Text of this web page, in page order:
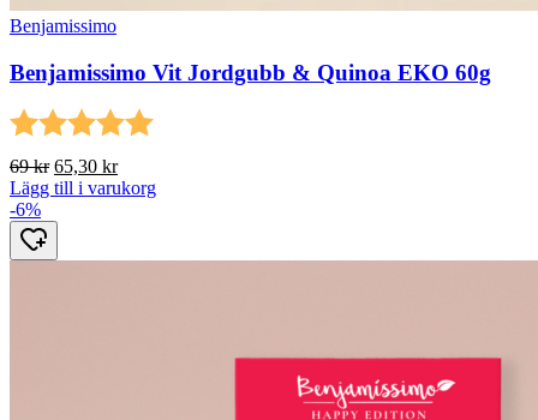
Benjamissimo
Benjamissimo Vit Jordgubb & Quinoa EKO 60g
Betyg:
69kr Det
ursprungliga
var:
69 kr.
65,30 krDet
nuvarande
Lägg till i varukorg
-6%